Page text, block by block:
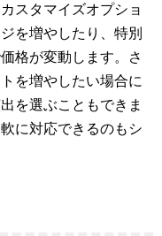
スタマイズオプショ
を増やしたり、特別
格が変動します。さ
を増やしたい場合に
を選ぶこともできま
に対応できるのもシ